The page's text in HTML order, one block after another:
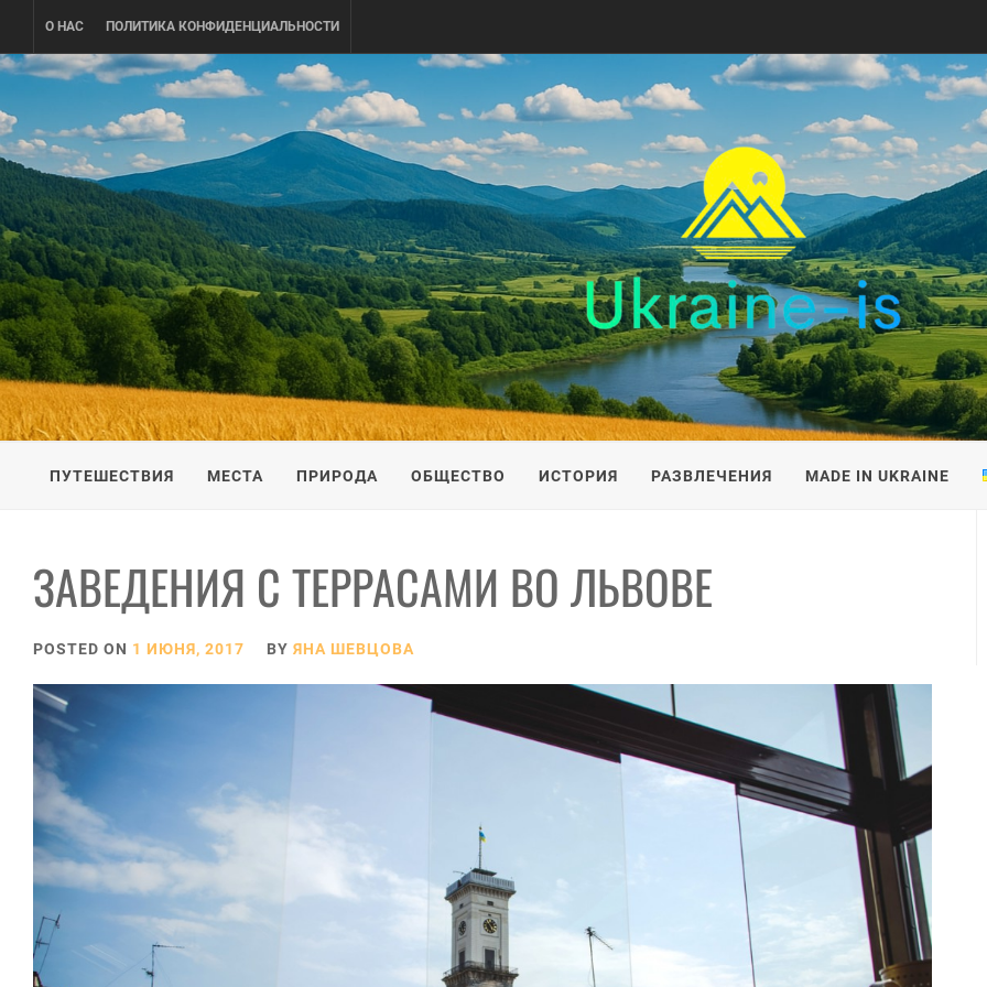
content
О НАС ПОЛИТИКА КОНФИДЕНЦИАЛЬНОСТИ
UKRAINE-IS
ПУТЕШЕСТВИЕ ПО УКРАИНЕ
ПУТЕШЕСТВИЯ МЕСТА ПРИРОДА ОБЩЕСТВО ИСТОРИЯ РАЗВЛЕЧЕНИЯ MADE IN UKRAINE
ЗАВЕДЕНИЯ С ТЕРРАСАМИ ВО ЛЬВОВЕ
POSTED ON 1 ИЮНЯ, 2017 BY ЯНА ШЕВЦОВА